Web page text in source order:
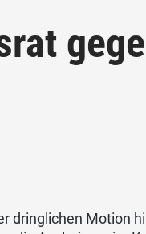
dringlichen Motion